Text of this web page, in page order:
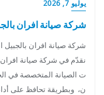
خلال الفحص نختبر
صصة ونتحقق من
بعد التشخيص، يتولى
لها بقطع غيار أصلية
يوليو 7, 2026
شركة صيانة افران بالجبيل
شركة صيانة افران بالجبيل
نقدّم في شركة صيانة افران
ت الصيانة المتخصصة في
ن، وبطريقة تحافظ على